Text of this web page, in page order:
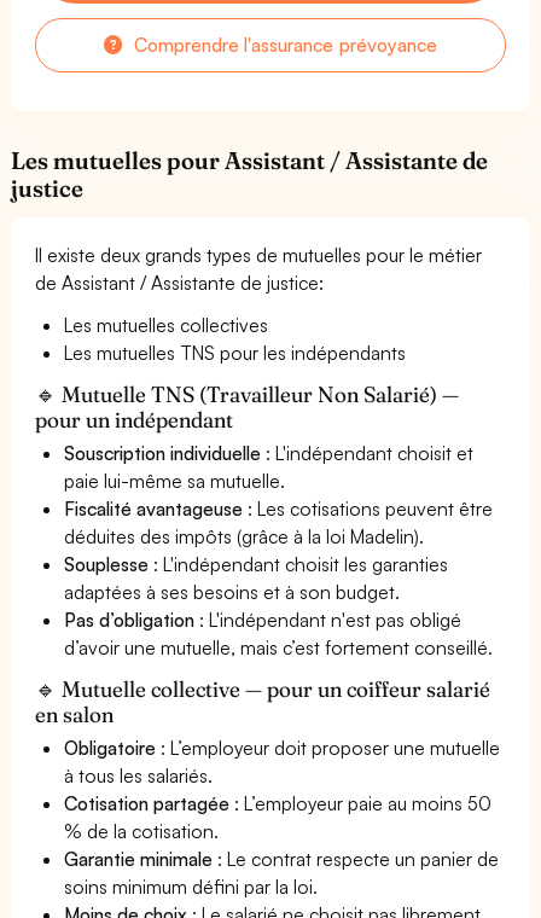
Comprendre l'assurance prévoyance
Les mutuelles pour Assistant / Assistante de
justice
Il existe deux grands types de mutuelles pour le métier
de Assistant / Assistante de justice:
Les mutuelles collectives
Les mutuelles TNS pour les indépendants
🔹 Mutuelle TNS (Travailleur Non Salarié) —
pour un indépendant
Souscription individuelle : L'indépendant choisit et
paie lui-même sa mutuelle.
Fiscalité avantageuse : Les cotisations peuvent être
déduites des impôts (grâce à la loi Madelin).
Souplesse : L'indépendant choisit les garanties
adaptées à ses besoins et à son budget.
Pas d’obligation : L'indépendant n'est pas obligé
d’avoir une mutuelle, mais c’est fortement conseillé.
🔹 Mutuelle collective — pour un coiffeur salarié
en salon
Obligatoire : L’employeur doit proposer une mutuelle
à tous les salariés.
Cotisation partagée : L’employeur paie au moins 50
% de la cotisation.
Garantie minimale : Le contrat respecte un panier de
soins minimum défini par la loi.